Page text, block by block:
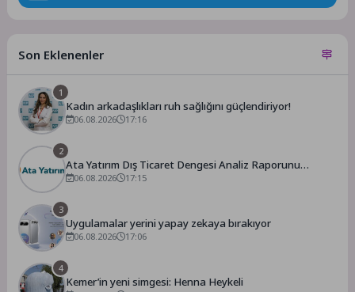
Son Eklenenler
1
Kadın arkadaşlıkları ruh sağlığını güçlendiriyor!
06.08.2026 17:16
2
Ata Yatırım Dış Ticaret Dengesi Analiz Raporunu
Yayımladı
06.08.2026 17:15
3
Uygulamalar yerini yapay zekaya bırakıyor
06.08.2026 17:06
4
Kemer’in yeni simgesi: Henna Heykeli